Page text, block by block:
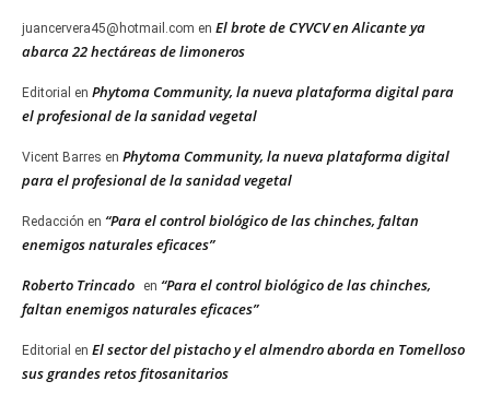
juancervera45@hotmail.com en El brote de CYVCV en Alicante ya
abarca 22 hectáreas de limoneros
Editorial en Phytoma Community, la nueva plataforma digital para
el profesional de la sanidad vegetal
Vicent Barres en Phytoma Community, la nueva plataforma digital
para el profesional de la sanidad vegetal
Redacción en “Para el control biológico de las chinches, faltan
enemigos naturales eficaces”
Roberto Trincado en “Para el control biológico de las chinches,
faltan enemigos naturales eficaces”
Editorial en El sector del pistacho y el almendro aborda en Tomelloso
sus grandes retos fitosanitarios